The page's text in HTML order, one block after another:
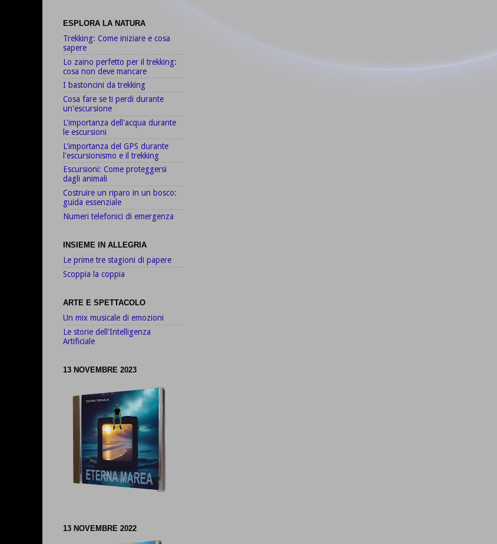
ESPLORA LA NATURA
Trekking: Come iniziare e cosa
sapere
Lo zaino perfetto per il trekking:
cosa non deve mancare
I bastoncini da trekking
Cosa fare se ti perdi durante
un'escursione
L'importanza dell'acqua durante
le escursioni
L'importanza del GPS durante
l'escursionismo e il trekking
Escursioni: Come proteggersi
dagli animali
Costruire un riparo in un bosco:
guida essenziale
Numeri telefonici di emergenza
INSIEME IN ALLEGRIA
Le prime tre stagioni di papere
Scoppia la coppia
ARTE E SPETTACOLO
Un mix musicale di emozioni
Le storie dell'Intelligenza
Artificiale
13 NOVEMBRE 2023
13 NOVEMBRE 2022